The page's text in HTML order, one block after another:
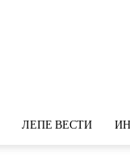
ЛЕПЕ ВЕСТИ